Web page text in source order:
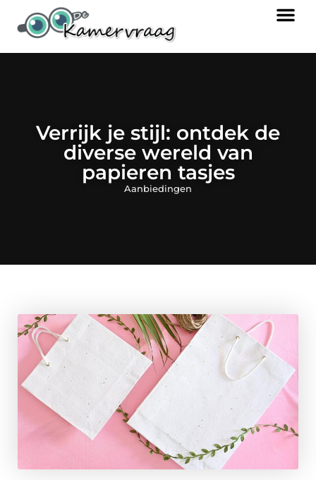
Verrijk je stijl: ontdek de
diverse wereld van
papieren tasjes
Aanbiedingen